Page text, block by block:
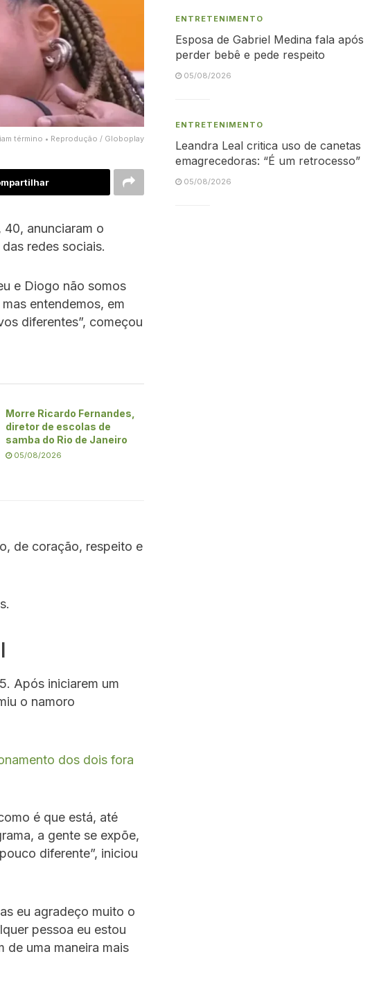
término • Reprodução / Globoplay
40, anunciaram o
redes sociais.
e Diogo não somos
entendemos, em
diferentes”, começou
Morre Ricardo Fernandes,
diretor de escolas de
samba do Rio de Janeiro
05/08/2026
de coração, respeito e
Após iniciarem um
o namoro
dos dois fora
é que está, até
a gente se expõe,
diferente”, iniciou
eu agradeço muito o
pessoa eu estou
de uma maneira mais
ENTRETENIMENTO
Esposa de Gabriel Medina fala após
perder bebê e pede respeito
05/08/2026
ENTRETENIMENTO
Leandra Leal critica uso de canetas
emagrecedoras: “É um retrocesso”
05/08/2026